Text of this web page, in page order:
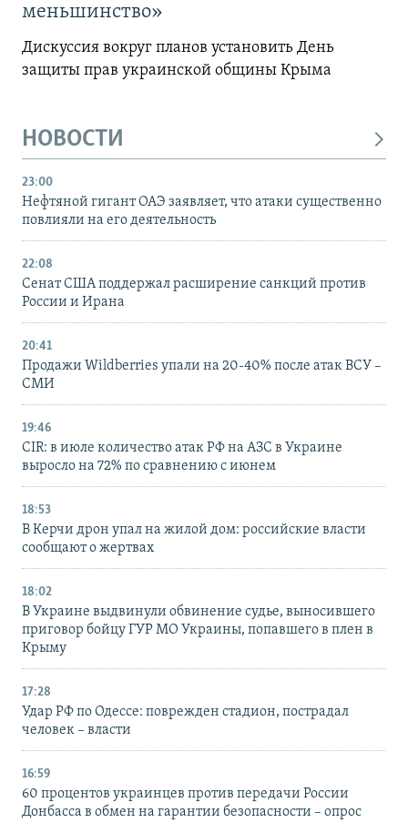
меньшинство»
Дискуссия вокруг планов установить День
защиты прав украинской общины Крыма
НОВОСТИ
23:00
Нефтяной гигант ОАЭ заявляет, что атаки существенно
повлияли на его деятельность
22:08
Сенат США поддержал расширение санкций против
России и Ирана
20:41
Продажи Wildberries упали на 20-40% после атак ВСУ –
СМИ
19:46
CIR: в июле количество атак РФ на АЗС в Украине
выросло на 72% по сравнению с июнем
18:53
В Керчи дрон упал на жилой дом: российские власти
сообщают о жертвах
18:02
В Украине выдвинули обвинение судье, выносившего
приговор бойцу ГУР МО Украины, попавшего в плен в
Крыму
17:28
Удар РФ по Одессе: поврежден стадион, пострадал
человек – власти
16:59
60 процентов украинцев против передачи России
Донбасса в обмен на гарантии безопасности – опрос